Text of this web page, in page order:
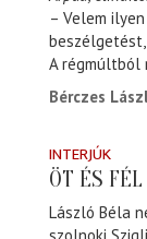
– Velem
A régmúltból
Bérczes
INTERJÚK
ÖT ÉS
László Béla
szolnoki